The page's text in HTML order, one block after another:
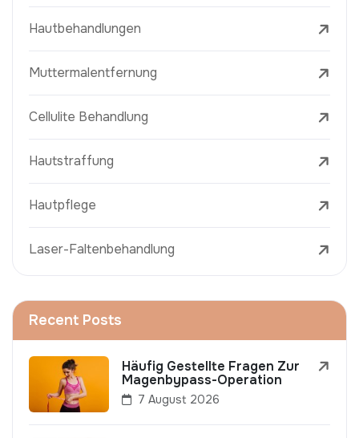
Hautbehandlungen
Muttermalentfernung
Cellulite Behandlung
Hautstraffung
Hautpflege
Laser-Faltenbehandlung
Recent Posts
Häufig Gestellte Fragen Zur
Magenbypass-Operation
7 August 2026